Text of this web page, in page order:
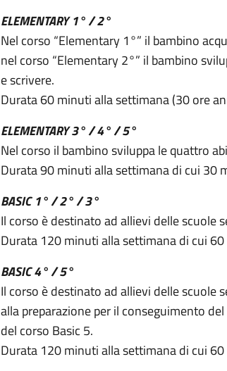
ELEMENTARY 1° / 2°
Nel corso “Elementary 1°” il bambino
nel corso “Elementary 2°” il bambino
e scrivere.
Durata 60 minuti alla settimana (30 ore
ELEMENTARY 3° / 4° / 5°
Nel corso il bambino sviluppa le quattro
Durata 90 minuti alla settimana di cui 30
BASIC 1° / 2° / 3°
Il corso è destinato ad allievi delle scuole
Durata 120 minuti alla settimana di cui
BASIC 4° / 5°
Il corso è destinato ad allievi delle scuole
alla preparazione per il conseguimento
del corso Basic 5.
Durata 120 minuti alla settimana di cui